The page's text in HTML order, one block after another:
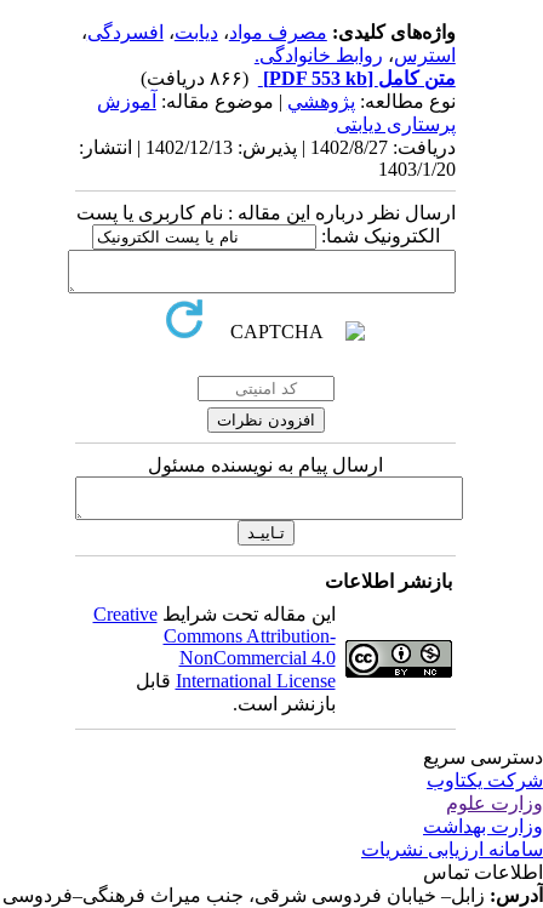
واژه‌های کلیدی:مصرف مواد ،دیابت،افسردگی،
استرس،روابط خانوادگی.
متن کامل[PDF 553 kb]
نوع مطالعه:پژوهشي| موضوع مقاله:آموزش
پرستاری دیابتی
دریافت: 1402/8/27 | پذیرش: 1402/12/13 | انتشار:
1403/1/20
ارسال نظر درباره این مقاله : نام کاربری یا پست
الکترونیک شما:
ارسال پیام به نویسنده مسئول
بازنشر اطلاعات
این مقاله تحت شرایطCreative
Commons Attribution-
NonCommercial 4.0
International Licenseقابل
بازنشر است.
سریع
یکتاوب
علوم
بهداشت
ارزیابی نشریات
تماس
زابل– خیابان فردوسی شرقی، جنب میراث فرهنگی–فردوسی